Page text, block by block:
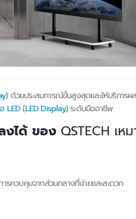
) ด้วยประสบการณ์ขั้นสูงสุดและให้บริการผ
LED(LED Display) ระดับมืออาชีพ
งได้ ของ QSTECH เห
ควบคุมจากส่วนกลางที่ง่ายและสะดวก